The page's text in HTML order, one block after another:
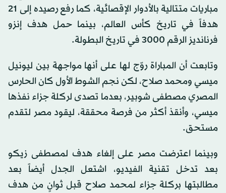
مباريات متتالية بالأدوار الإقصائية، كما رفع رصيده إلى 21
هدفاً في تاريخ كأس العالم، بينما حمل هدف إنزو
فرنانديز الرقم 3000 في تاريخ البطولة.
وتابعت أن المباراة روّج لها على أنها مواجهة بين ليونيل
ميسي ومحمد صلاح، لكن نجم الشوط الأول كان الحارس
المصري مصطفى شوبير، بعدما تصدى لركلة جزاء نفذها
ميسي، وأنقذ أكثر من فرصة محققة، ليقود مصر لتقدم
مستحق.
وبينما اعترضت مصر على إلغاء هدف لمصطفى زيكو
بعد تدخل تقنية الفيديو، اشتعل الجدل أيضاً بعد
مطالبتها بركلة جزاء لمحمد صلاح قبل ثوانٍ من هدف